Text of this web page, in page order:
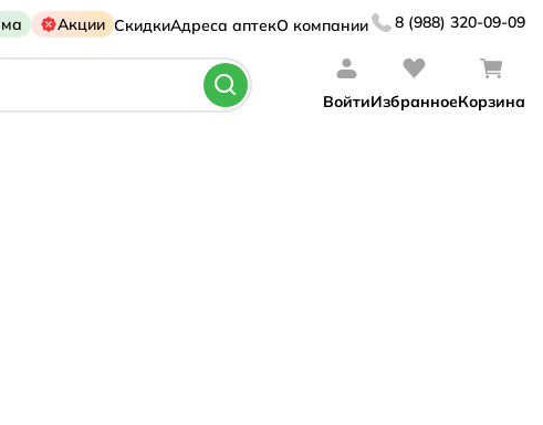
Акции СкидкиАдреса аптекО компании 8 (988) 320-09-09
ВойтиИзбранноеКорзина